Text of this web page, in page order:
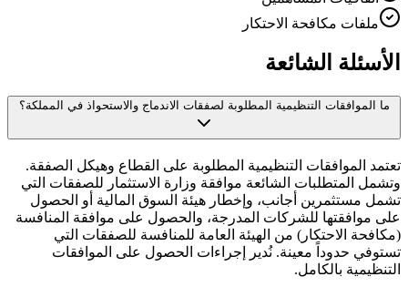
ملفات مكافحة الاحتكار
الأسئلة الشائعة
ما الموافقات التنظيمية المطلوبة لصفقات الاندماج والاستحواذ في المملكة؟
تعتمد الموافقات التنظيمية المطلوبة على القطاع وهيكل الصفقة.
وتشمل المتطلبات الشائعة موافقة وزارة الاستثمار للصفقات التي
تشمل مستثمرين أجانب، وإخطار هيئة السوق المالية أو الحصول
على موافقتها للشركات المدرجة، والحصول على موافقة المنافسة
(مكافحة الاحتكار) من الهيئة العامة للمنافسة للصفقات التي
تستوفي حدوداً معينة. نُدير إجراءات الحصول على الموافقات
التنظيمية بالكامل.